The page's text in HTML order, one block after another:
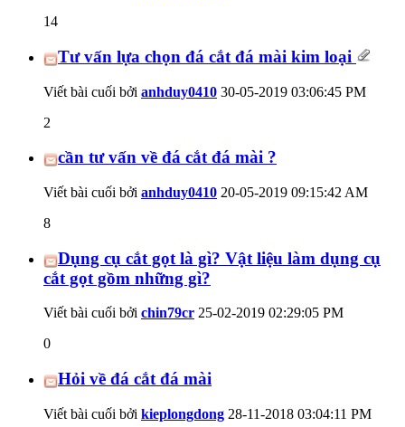
14
Tư vấn lựa chọn đá cắt đá mài kim loại
Viết bài cuối bởi anhduy0410 30-05-2019 03:06:45 PM
2
cần tư vấn về đá cắt đá mài ?
Viết bài cuối bởi anhduy0410 20-05-2019 09:15:42 AM
8
Dụng cụ cắt gọt là gì? Vật liệu làm dụng cụ
cắt gọt gồm những gì?
Viết bài cuối bởi chin79cr 25-02-2019 02:29:05 PM
0
Hỏi về đá cắt đá mài
Viết bài cuối bởi kieplongdong 28-11-2018 03:04:11 PM